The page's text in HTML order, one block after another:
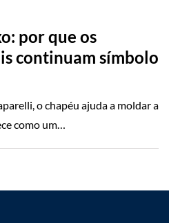
por que os
continuam símbolo
o chapéu ajuda a moldar a
como um…